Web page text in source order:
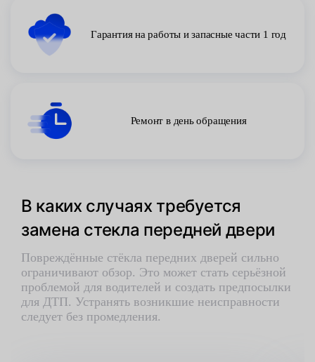
Гарантия на работы и запасные части 1 год
Ремонт в день обращения
В каких случаях требуется
замена стекла передней двери
Повреждённые стёкла передних дверей сильно
ограничивают обзор. Это может стать серьёзной
проблемой для водителей и создать предпосылки
для ДТП. Устранять возникшие неисправности
следует без промедления.